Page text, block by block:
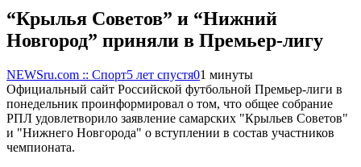
“Крылья Советов” и “Нижний
Новгород” приняли в Премьер-лигу
NEWSru.com :: Спорт5 лет спустя01 минуты
Официальный сайт Российской футбольной Премьер-лиги в
понедельник проинформировал о том, что общее собрание
РПЛ удовлетворило заявление самарских "Крыльев Советов"
и "Нижнего Новгорода" о вступлении в состав участников
чемпионата.